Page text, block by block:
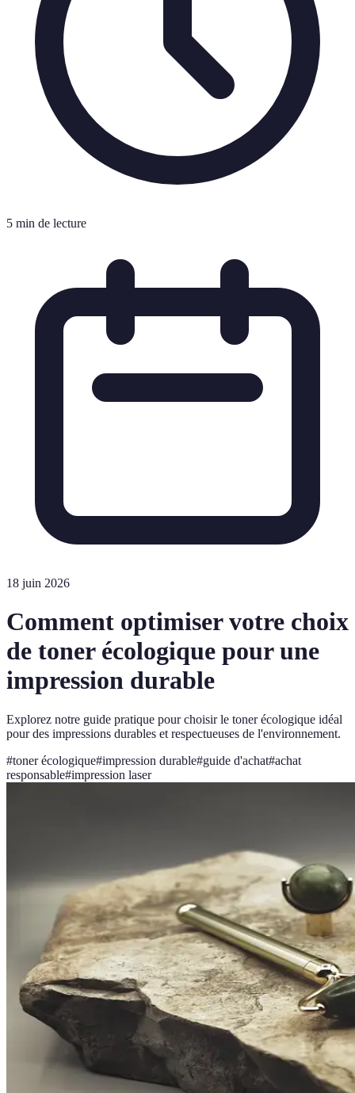
5 min de lecture
18 juin 2026
Comment optimiser votre choix
de toner écologique pour une
impression durable
Explorez notre guide pratique pour choisir le toner écologique idéal
pour des impressions durables et respectueuses de l'environnement.
#toner écologique#impression durable#guide d'achat#achat
responsable#impression laser